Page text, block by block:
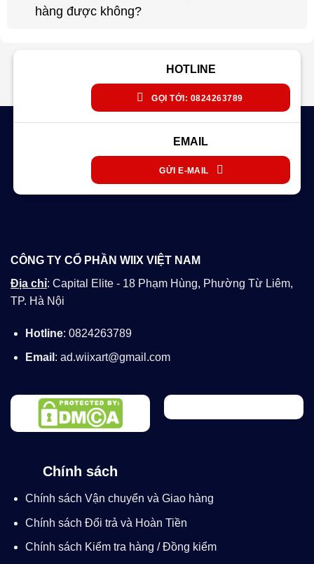
hàng được không?
HOTLINE
GỌI TỚI: 0824263789
EMAIL
GỬI E-MAIL
CÔNG TY CỔ PHẦN WIIX VIỆT NAM
Địa chỉ: Capital Elite - 18 Phạm Hùng, Phường Từ Liêm,
TP. Hà Nội
Hotline: 0824263789
Email : ad.wiixart@gmail.com
Chính sách
Chính sách Vận chuyển và Giao hàng
Chính sách Đổi trả và Hoàn Tiền
Chính sách Kiểm tra hàng / Đồng kiểm